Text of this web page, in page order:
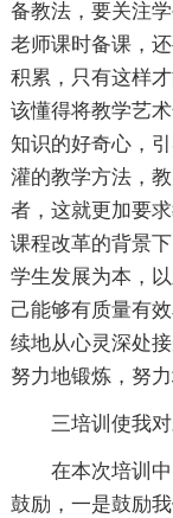
备教法，要关注
老师课时备课，
积累，只有这样
该懂得将教学艺
知识的好奇心，
灌的教学方法，
者，这就更加要
课程改革的背景
学生发展为本，
己能够有质量有
续地从心灵深处
努力地锻炼，努
三培训使我
在本次培训
鼓励，一是鼓励